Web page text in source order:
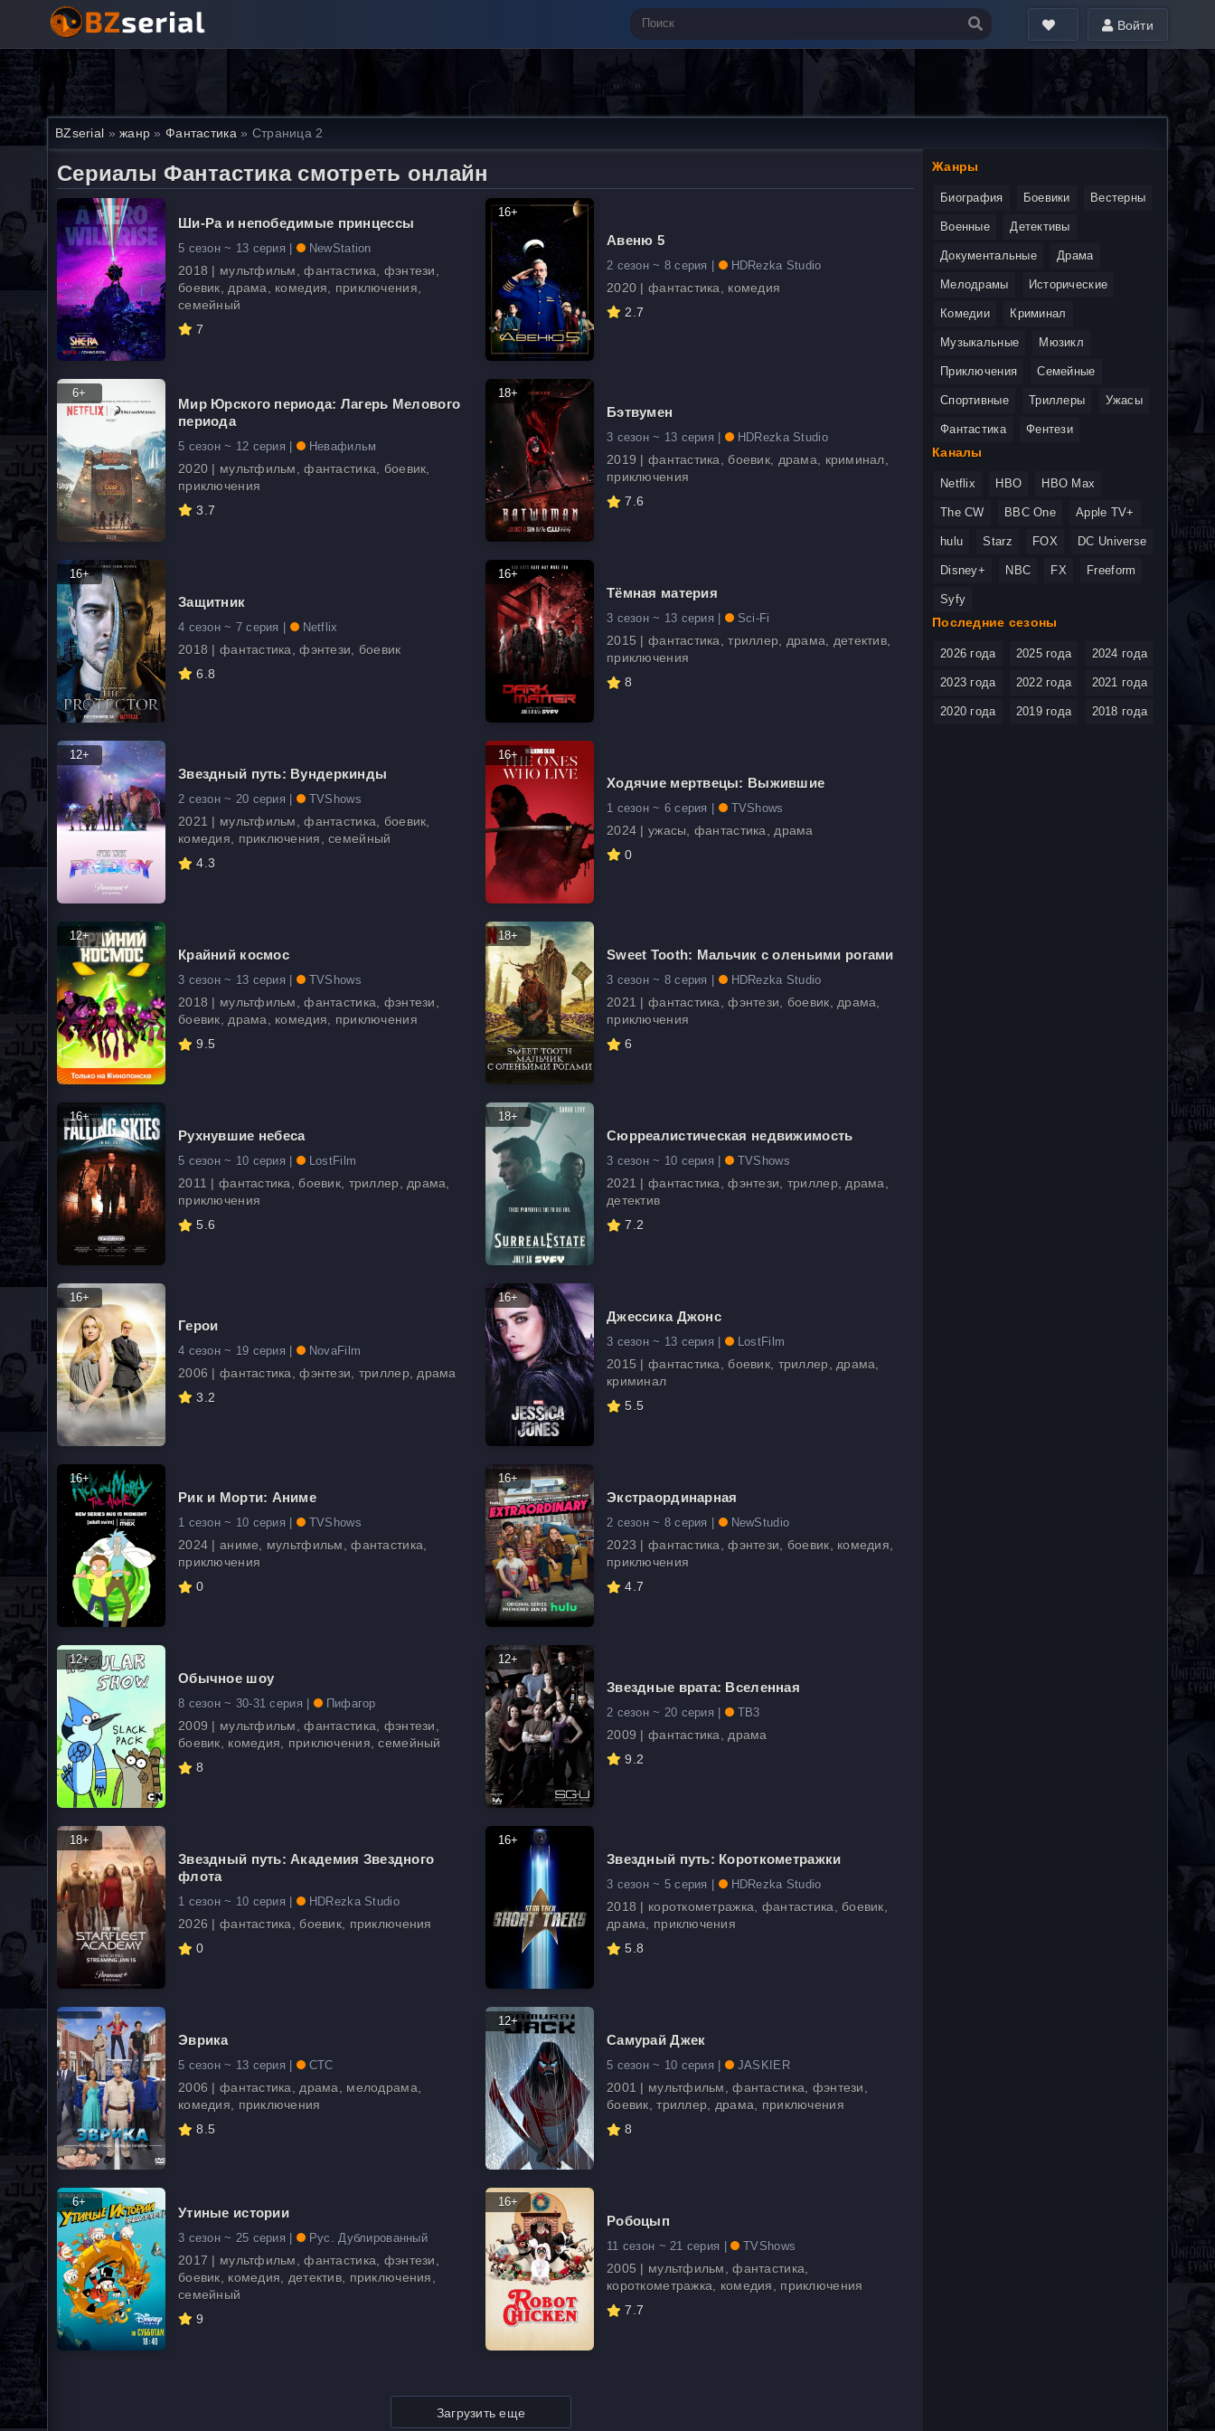
Войти
BZserial »жанр »Фантастика » Страница 2
Сериалы Фантастика смотреть онлайн
Ши-Ра и непобедимые принцессы
5 сезон ~ 13 серия | NewStation
2018 | мультфильм, фантастика, фэнтези,
боевик, драма, комедия, приключения,
семейный
7
16+
Авеню 5
2 сезон ~ 8 серия | HDRezka Studio
2020 | фантастика, комедия
2.7
6+
Мир Юрского периода: Лагерь Мелового
периода
5 сезон ~ 12 серия | Невафильм
2020 | мультфильм, фантастика, боевик,
приключения
3.7
18+
Бэтвумен
3 сезон ~ 13 серия | HDRezka Studio
2019 | фантастика, боевик, драма, криминал,
приключения
7.6
16+
Защитник
4 сезон ~ 7 серия | Netflix
2018 | фантастика, фэнтези, боевик
6.8
16+
Тёмная материя
3 сезон ~ 13 серия | Sci-Fi
2015 | фантастика, триллер, драма, детектив,
приключения
8
12+
Звездный путь: Вундеркинды
2 сезон ~ 20 серия | TVShows
2021 | мультфильм, фантастика, боевик,
комедия, приключения, семейный
4.3
16+
Ходячие мертвецы: Выжившие
1 сезон ~ 6 серия | TVShows
2024 | ужасы, фантастика, драма
0
12+
Крайний космос
3 сезон ~ 13 серия | TVShows
2018 | мультфильм, фантастика, фэнтези,
боевик, драма, комедия, приключения
9.5
18+
Sweet Tooth: Мальчик с оленьими рогами
3 сезон ~ 8 серия | HDRezka Studio
2021 | фантастика, фэнтези, боевик, драма,
приключения
6
16+
Рухнувшие небеса
5 сезон ~ 10 серия | LostFilm
2011 | фантастика, боевик, триллер, драма,
приключения
5.6
18+
Сюрреалистическая недвижимость
3 сезон ~ 10 серия | TVShows
2021 | фантастика, фэнтези, триллер, драма,
детектив
7.2
16+
Герои
4 сезон ~ 19 серия | NovaFilm
2006 | фантастика, фэнтези, триллер, драма
3.2
16+
Джессика Джонс
3 сезон ~ 13 серия | LostFilm
2015 | фантастика, боевик, триллер, драма,
криминал
5.5
16+
Рик и Морти: Аниме
1 сезон ~ 10 серия | TVShows
2024 | аниме, мультфильм, фантастика,
приключения
0
16+
Экстраординарная
2 сезон ~ 8 серия | NewStudio
2023 | фантастика, фэнтези, боевик, комедия,
приключения
4.7
12+
Обычное шоу
8 сезон ~ 30-31 серия | Пифагор
2009 | мультфильм, фантастика, фэнтези,
боевик, комедия, приключения, семейный
8
12+
Звездные врата: Вселенная
2 сезон ~ 20 серия | ТВ3
2009 | фантастика, драма
9.2
18+
Звездный путь: Академия Звездного
флота
1 сезон ~ 10 серия | HDRezka Studio
2026 | фантастика, боевик, приключения
0
16+
Звездный путь: Короткометражки
3 сезон ~ 5 серия | HDRezka Studio
2018 | короткометражка, фантастика, боевик,
драма, приключения
5.8
Эврика
5 сезон ~ 13 серия | СТС
2006 | фантастика, драма, мелодрама,
комедия, приключения
8.5
12+
Самурай Джек
5 сезон ~ 10 серия | JASKIER
2001 | мультфильм, фантастика, фэнтези,
боевик, триллер, драма, приключения
8
6+
Утиные истории
3 сезон ~ 25 серия | Рус. Дублированный
2017 | мультфильм, фантастика, фэнтези,
боевик, комедия, детектив, приключения,
семейный
9
16+
Робоцып
11 сезон ~ 21 серия | TVShows
2005 | мультфильм, фантастика,
короткометражка, комедия, приключения
7.7
Загрузить еще
Жанры
Биография Боевики Вестерны
Военные Детективы
Документальные Драма
Мелодрамы Исторические
Комедии Криминал
Музыкальные Мюзикл
Приключения Семейные
Спортивные Триллеры Ужасы
Фантастика Фентези
Каналы
Netflix HBO HBO Max
The CW BBC One Apple TV+
hulu Starz FOX DC Universe
Disney+ NBC FX Freeform
Syfy
Последние сезоны
2026 года 2025 года 2024 года
2023 года 2022 года 2021 года
2020 года 2019 года 2018 года